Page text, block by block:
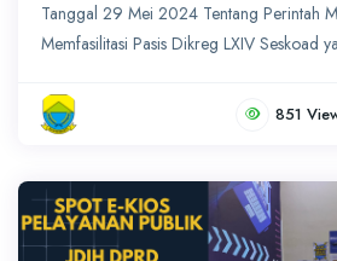
Tanggal 29 Mei 2024 Tentang Perintah
Memfasilitasi Pasis Dikreg LXIV Seskoad
851